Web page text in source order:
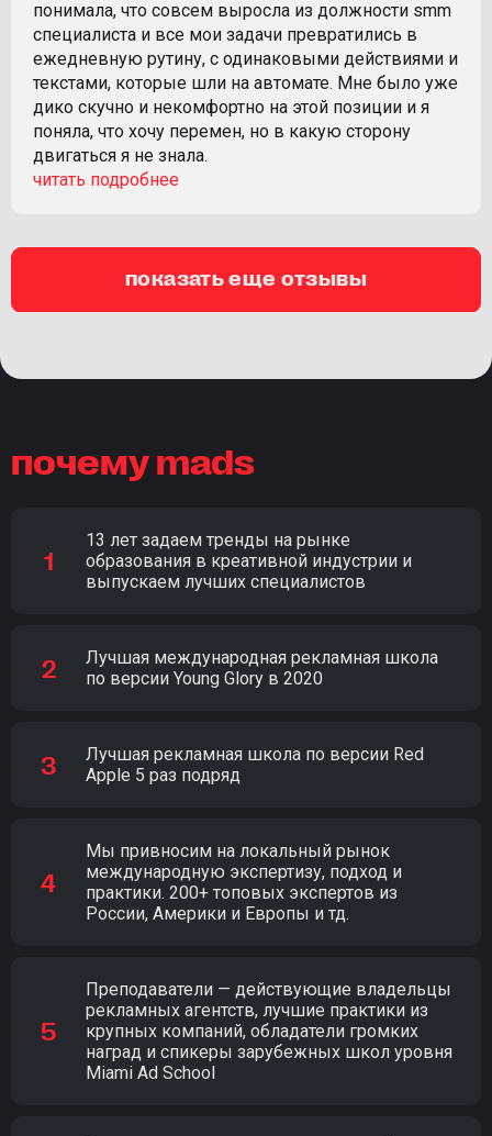
понимала, что совсем выросла из должности smm
специалиста и все мои задачи превратились в
ежедневную рутину, с одинаковыми действиями и
текстами, которые шли на автомате. Мне было уже
дико скучно и некомфортно на этой позиции и я
поняла, что хочу перемен, но в какую сторону
двигаться я не знала.
показать еще отзывы
почему mads
13 лет задаем тренды на рынке
образования в креативной индустрии и
выпускаем лучших специалистов
Лучшая международная рекламная школа
по версии Young Glory в 2020
Лучшая рекламная школа по версии Red
Apple 5 раз подряд
Мы привносим на локальный рынок
международную экспертизу, подход и
практики. 200+ топовых экспертов из
России, Америки и Европы и тд.
Преподаватели — действующие владельцы
рекламных агентств, лучшие практики из
крупных компаний, обладатели громких
наград и спикеры зарубежных школ уровня
Miami Ad School